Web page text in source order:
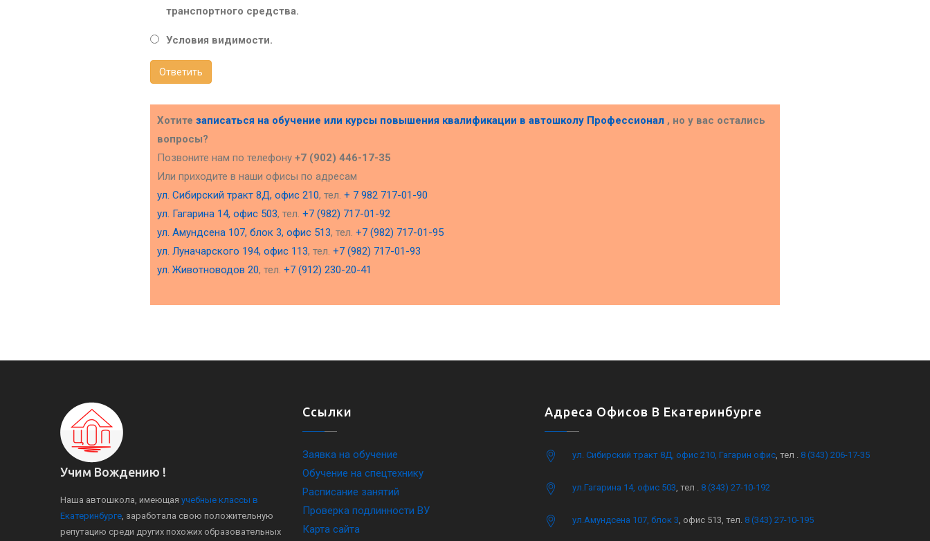
транспортного средства.
Условия видимости.
Ответить
Хотите записаться на обучение или курсы повышения квалификации в автошколу Профессионал , но у вас остались
вопросы?
Позвоните нам по телефону +7 (902) 446-17-35
Или приходите в наши офисы по адресам
ул. Сибирский тракт 8Д, офис 210, тел. + 7 982 717-01-90
ул. Гагарина 14, офис 503, тел. +7 (982) 717-01-92
ул. Амундсена 107, блок 3, офис 513, тел. +7 (982) 717-01-95
ул. Луначарского 194, офис 113, тел. +7 (982) 717-01-93
ул. Животноводов 20, тел. +7 (912) 230-20-41
Учим Вождению !
Наша автошкола, имеющая учебные классы в
Екатеринбурге, заработала свою положительную
репутацию среди других похожих образовательных
Ссылки
Заявка на обучение
Обучение на спецтехнику
Расписание занятий
Проверка подлинности ВУ
Карта сайта
Адреса Офисов В Екатеринбурге
ул. Сибирский тракт 8Д, офис 210, Гагарин офис, тел . 8 (343) 206-17-35
ул.Гагарина 14, офис 503, тел . 8 (343) 27-10-192
ул.Амундсена 107, блок 3, офис 513, тел. 8 (343) 27-10-195